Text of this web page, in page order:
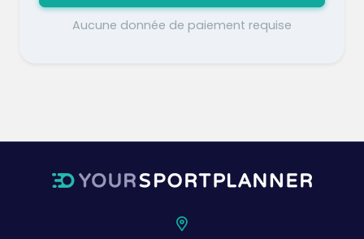
Aucune donnée de paiement requise